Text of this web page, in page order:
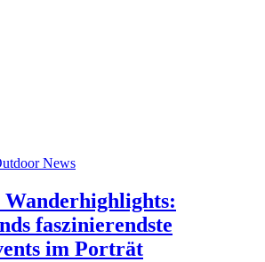
News
Wanderhighlights:
faszinierendste
im Porträt